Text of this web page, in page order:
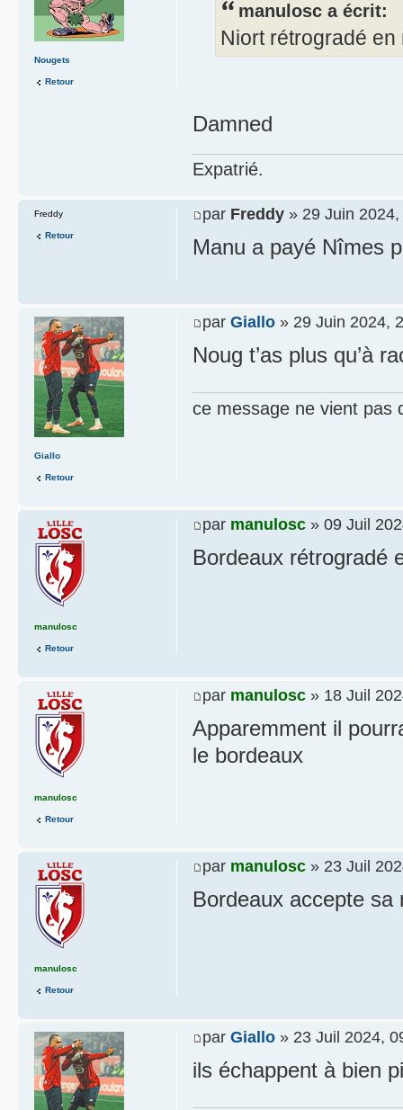
manulosc a écrit:
Niort rétrogradé en
Damned
Expatrié.
Nougets
Retour
par Freddy » 29 Juin
Manu a payé Nîmes
Freddy
Retour
par Giallo » 29 Juin 2024,
Noug t’as plus qu’à
ce message ne vient pas
Giallo
Retour
par manulosc » 09 Juil
Bordeaux rétrogradé
manulosc
Retour
par manulosc » 18 Juil
Apparemment il
le bordeaux
manulosc
Retour
par manulosc » 23 Juil
Bordeaux accepte sa
manulosc
Retour
par Giallo » 23 Juil 2024,
ils échappent à bien